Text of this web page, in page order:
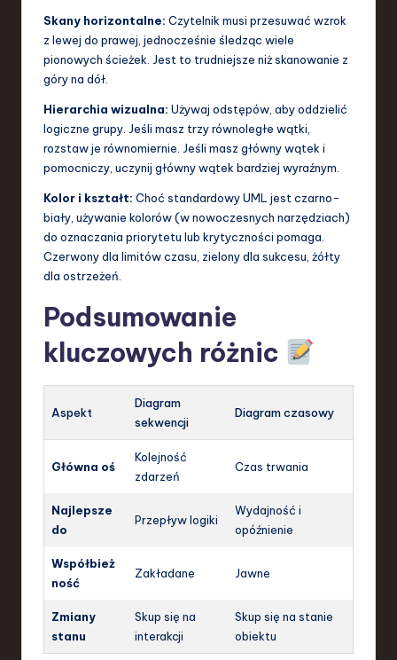
Skany horizontalne: Czytelnik musi przesuwać wzrok
z lewej do prawej, jednocześnie śledząc wiele
pionowych ścieżek. Jest to trudniejsze niż skanowanie z
góry na dół.
Hierarchia wizualna: Używaj odstępów, aby oddzielić
logiczne grupy. Jeśli masz trzy równoległe wątki,
rozstaw je równomiernie. Jeśli masz główny wątek i
pomocniczy, uczynij główny wątek bardziej wyraźnym.
Kolor i kształt: Choć standardowy UML jest czarno-
biały, używanie kolorów (w nowoczesnych narzędziach)
do oznaczania priorytetu lub krytyczności pomaga.
Czerwony dla limitów czasu, zielony dla sukcesu, żółty
dla ostrzeżeń.
Podsumowanie
kluczowych różnic
Aspekt
Diagram
sekwencji
Diagram czasowy
Główna oś
Kolejność
zdarzeń
Czas trwania
Najlepsze
do
Przepływ logiki
Wydajność i
opóźnienie
Współbież
ność
Zakładane Jawne
Zmiany
stanu
Skup się na
interakcji
Skup się na stanie
obiektu